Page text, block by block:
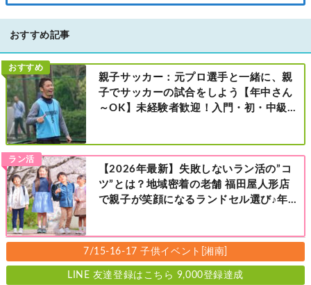
おすすめ記事
おすすめ
親子サッカー：元プロ選手と一緒に、親
子でサッカーの試合をしよう【年中さん
～OK】未経験者歓迎！入門・初・中級の
ラン活
【2026年最新】失敗しないラン活の”コ
ツ”とは？地域密着の老舗 福田屋人形店
で親子が笑顔になるランドセル選び♪年
店・町田店・マルイファミリー溝口店］
7/15-16-17 子供イベント[湘南]
LINE 友達登録はこちら 9,000登録達成